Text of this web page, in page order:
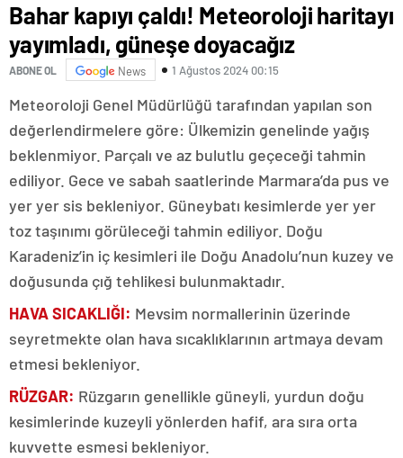
Bahar kapıyı çaldı! Meteoroloji haritayı
yayımladı, güneşe doyacağız
ABONE OL News 1 Ağustos 2024 00:15
Meteoroloji Genel Müdürlüğü tarafından yapılan son
değerlendirmelere göre: Ülkemizin genelinde yağış
beklenmiyor. Parçalı ve az bulutlu geçeceği tahmin
ediliyor. Gece ve sabah saatlerinde Marmara’da pus ve
yer yer sis bekleniyor. Güneybatı kesimlerde yer yer
toz taşınımı görüleceği tahmin ediliyor. Doğu
Karadeniz’in iç kesimleri ile Doğu Anadolu’nun kuzey ve
doğusunda çığ tehlikesi bulunmaktadır.
HAVA SICAKLIĞI: Mevsim normallerinin üzerinde
seyretmekte olan hava sıcaklıklarının artmaya devam
etmesi bekleniyor.
RÜZGAR: Rüzgarın genellikle güneyli, yurdun doğu
kesimlerinde kuzeyli yönlerden hafif, ara sıra orta
kuvvette esmesi bekleniyor.